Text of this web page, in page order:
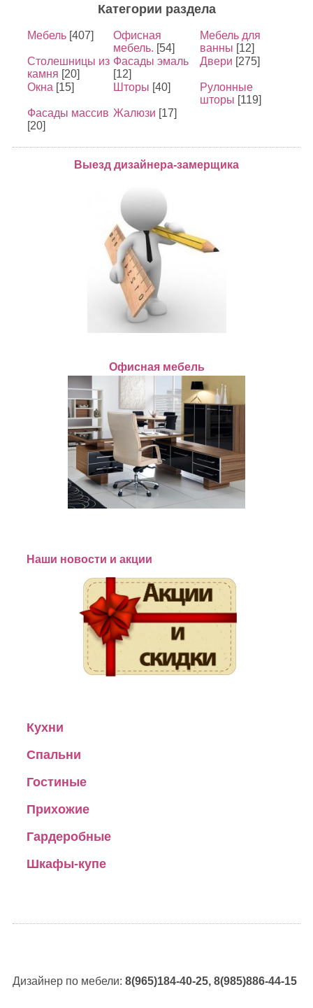
Категории раздела
Мебель [407]
Офисная
мебель. [54]
Мебель для
ванны [12]
Столешницы из
камня [20]
Фасады эмаль
[12]
Двери [275]
Окна [15] Шторы [40]
Рулонные
шторы [119]
Фасады массив
[20]
Жалюзи [17]
Выезд дизайнера-замерщика
Офисная мебель
Наши новости и акции
Кухни
Спальни
Гостиные
Прихожие
Гардеробные
Шкафы-купе
Дизайнер по мебели: 8(965)184-40-25, 8(985)886-44-15